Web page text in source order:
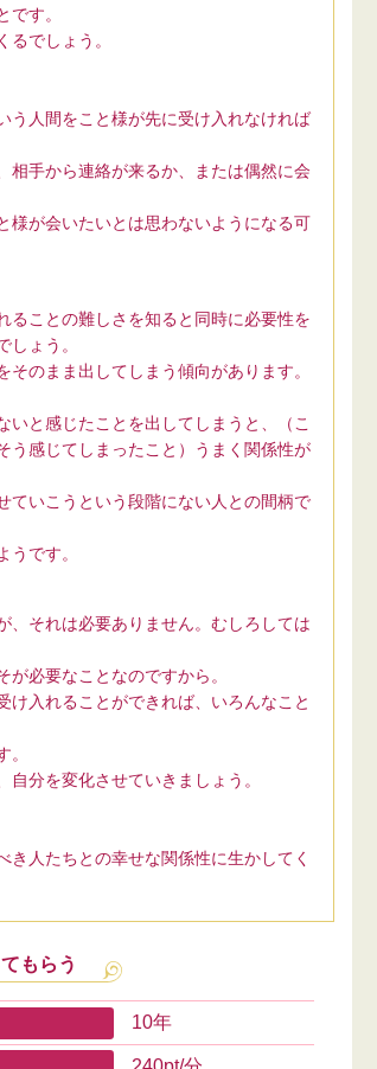
す。
でしょう。
う人間をこと様が先に受け入れなければ
相手から連絡が来るか、または偶然に会
様が会いたいとは思わないようになる可
ることの難しさを知ると同時に必要性を
ょう。
のまま出してしまう傾向があります。
いと感じたことを出してしまうと、（こ
う感じてしまったこと）うまく関係性が
ていこうという段階にない人との間柄で
です。
、それは必要ありません。むしろしては
必要なことなのですから。
入れることができれば、いろんなこと
分を変化させていきましょう。
人たちとの幸せな関係性に生かしてく
もらう
10年